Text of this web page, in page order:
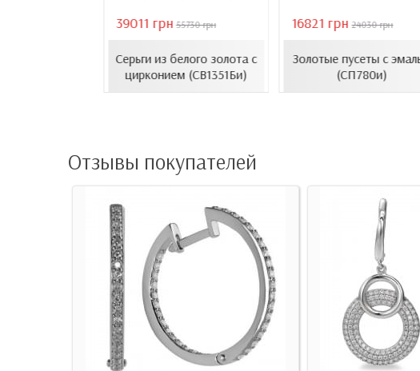
39011 грн 55730 грн
Серьги из белого золота с
цирконием (СВ1351Би)
16821 грн 24030 грн
Золотые пусеты с
(СП780и)
Отзывы покупателей